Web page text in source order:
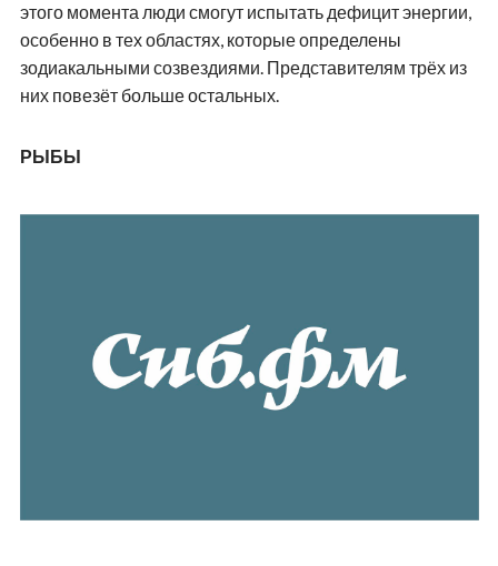
этого момента люди смогут испытать дефицит энергии,
особенно в тех областях, которые определены
зодиакальными созвездиями. Представителям трёх из
них повезёт больше остальных.
РЫБЫ